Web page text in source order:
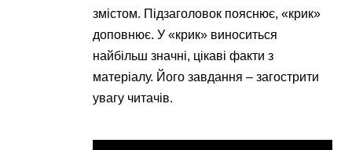
змістом. Підзаголовок пояснює, «крик»
доповнює. У «крик» виноситься
найбільш значні, цікаві факти з
матеріалу. Його завдання – загострити
увагу читачів.